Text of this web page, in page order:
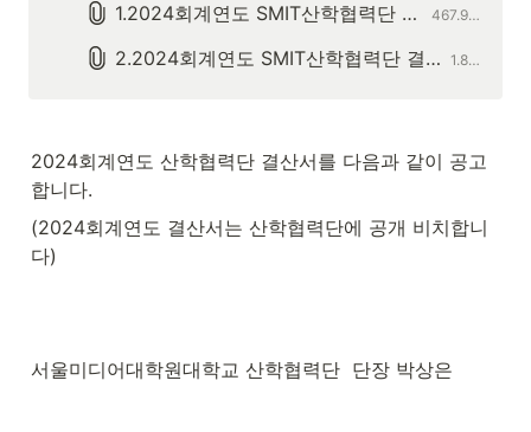
1.2024회계연도 SMIT산학협력단 결산서.pdf
467.9 KiB
2.2024회계연도 SMIT산학협력단 결산_부속명세서등.pdf 1.8 MiB
2024회계연도 산학협력단 결산서를 다음과 같이 공고
합니다.
(2024회계연도 결산서는 산학협력단에 공개 비치합니
다)
서울미디어대학원대학교 산학협력단  단장 박상은